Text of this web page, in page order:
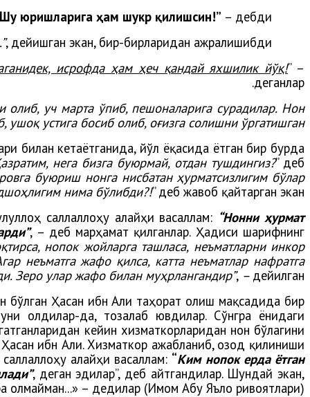
юришларига ҳам шукр қилишсин!” – дебди.
, дейишган экан, бир-бирларидан ажралишибди...
исрофда ҳам ҳеч қандай яхшилик йўқ!” –
деганлар.
олиб, уч марта ўпиб, пешоналарига сурадилар. Нон
устига босиб олиб, оғизга солишни ўргатишган.
билан кетаётганида, йўл ёқасида ётган бир бурда
нега бизга буюрмай, отдан тушдингиз?” деб
буюриш нонга нисбатан ҳурматсизлигим бўлар
нима бўлибди?!” деб жавоб қайтарган экан.
саллаллоҳу алайҳи васаллам: “Нонни ҳурмат
, – деб марҳамат қилганлар. Ҳадиси шарифнинг
нопок жойларга ташласа, неъматларни инкор
неъматга жафо қилса, катта неъматлар нафратга
Зеро улар жафо билан муҳрлангандир”, – дейилган.
бўлган Ҳасан ибн Али таҳорат олиш мақсадида бир
олдилар-да, тозалаб ювдилар. Сўнгра ёнидаги
кейин хизматкорларидан нон бўлагини
ибн Али. Хизматкор ажабланиб, озод қилиниши
алайҳи васаллам: “Ким нопок ерда ётган
, деган эдилар”, деб айтгандилар. Шундай экан,
олмайман...» – дедилар (Имом Абу Яъло ривоятлари).